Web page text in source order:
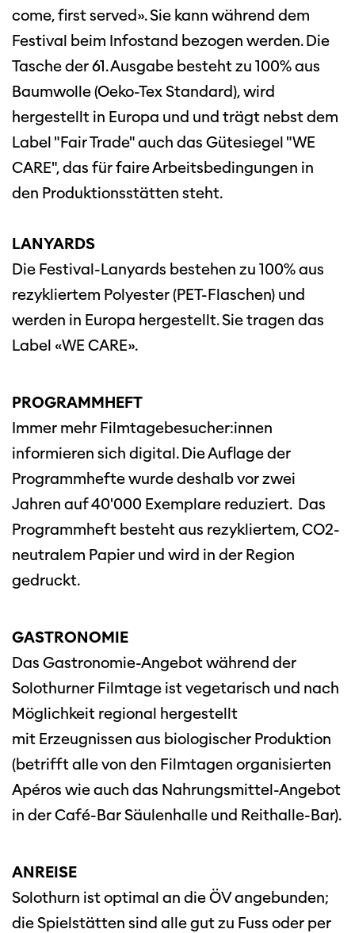
Diese Seite wird mit Internet Explorer
come, first served». Sie kann während dem
Festival beim Infostand bezogen werden. Die
Tasche der 61. Ausgabe besteht zu 100% aus
Baumwolle (Oeko-Tex Standard), wird
hergestellt in Europa und und trägt nebst dem
Label "Fair Trade" auch das Gütesiegel "WE
CARE", das für faire Arbeitsbedingungen in
den Produktionsstätten steht.
LANYARDS
Die Festival-Lanyards bestehen zu 100% aus
rezykliertem Polyester (PET-Flaschen) und
werden in Europa hergestellt. Sie tragen das
Label «WE CARE».
PROGRAMMHEFT
Immer mehr Filmtagebesucher:innen
informieren sich digital. Die Auflage der
Programmhefte wurde deshalb vor zwei
Jahren auf 40'000 Exemplare reduziert. Das
Programmheft besteht aus rezykliertem, CO2-
neutralem Papier und wird in der Region
gedruckt.
GASTRONOMIE
Das Gastronomie-Angebot während der
Solothurner Filmtage ist vegetarisch und nach
Möglichkeit regional hergestellt
mit Erzeugnissen aus biologischer Produktion
(betrifft alle von den Filmtagen organisierten
Apéros wie auch das Nahrungsmittel-Angebot
in der Café-Bar Säulenhalle und Reithalle-Bar).
ANREISE
Solothurn ist optimal an die ÖV angebunden;
die Spielstätten sind alle gut zu Fuss oder per